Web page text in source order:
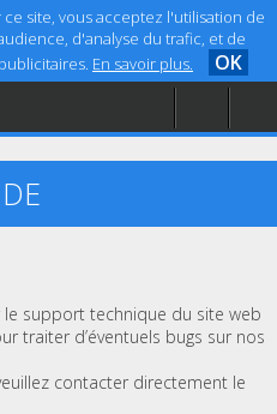
site, vous acceptez l'utilisation de
d'analyse du trafic, et de
En savoir plus. OK
support technique du site web
traiter d’éventuels bugs sur nos
contacter directement le